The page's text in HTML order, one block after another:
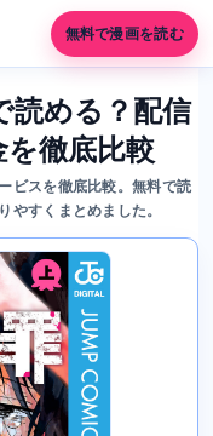
無料で漫画を読む
読める？配信
徹底比較
ビスを徹底比較。無料で読
やすくまとめました。